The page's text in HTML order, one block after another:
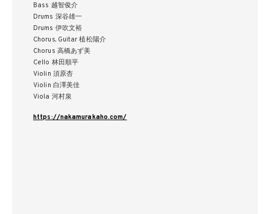
Bass 越智俊介
Drums 深谷雄一
Drums 伊吹文裕
Chorus, Guitar 植松陽介
Chorus 高橋あず美
Cello 林田順平
Violin 須原杏
Violin 白澤美佳
Viola 河村泉
https://nakamurakaho.com/